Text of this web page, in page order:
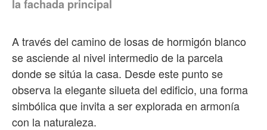
la fachada principal
A través del camino de losas de hormigón blanco
se asciende al nivel intermedio de la parcela
donde se sitúa la casa. Desde este punto se
observa la elegante silueta del edificio, una forma
simbólica que invita a ser explorada en armonía
con la naturaleza.